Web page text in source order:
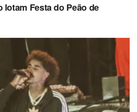
lotam Festa do Peão de